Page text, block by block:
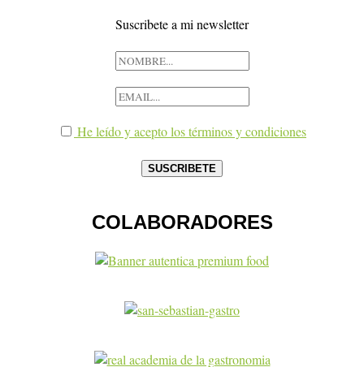
Suscribete a mi newsletter
He leído y acepto los términos y condiciones
COLABORADORES